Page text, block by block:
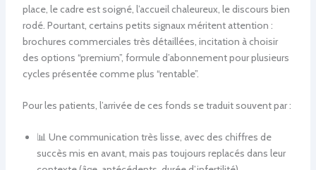
place, le cadre est soigné, l’accueil chaleureux, le discours bien
rodé. Pourtant, certains petits signaux méritent attention :
brochures commerciales très détaillées, incitation à choisir
des options “premium”, formule d’abonnement pour plusieurs
cycles présentée comme plus “rentable”.
Pour les patients, l’arrivée de ces fonds se traduit souvent par :
📊 Une communication très lisse, avec des chiffres de
succès mis en avant, mais pas toujours replacés dans leur